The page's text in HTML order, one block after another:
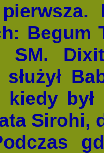
Begum
SM.
kiedy
Sirohi,
gdy